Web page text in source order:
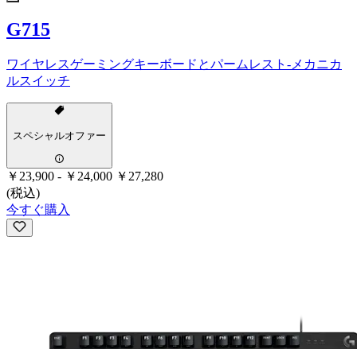
G715
ワイヤレスゲーミングキーボードとパームレスト-メカニカ
ルスイッチ
スペシャルオファー
￥23,900 - ￥24,000 ￥27,280
(税込)
今すぐ購入